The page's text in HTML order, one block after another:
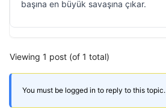
başına en büyük savaşına çıkar.
Viewing 1 post (of 1 total)
You must be logged in to reply to this topic.